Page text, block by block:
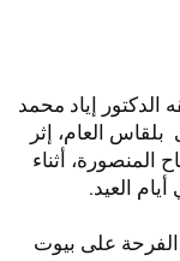
إياد محمد
العام، إثر
أثناء
العيد.
الفرحة على بيوت